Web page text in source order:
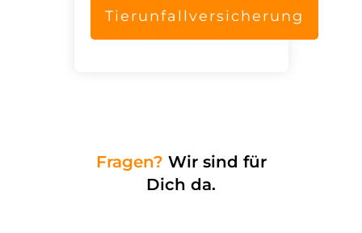
Tierunfallversicherung
Fragen? Wir sind für
Dich da.